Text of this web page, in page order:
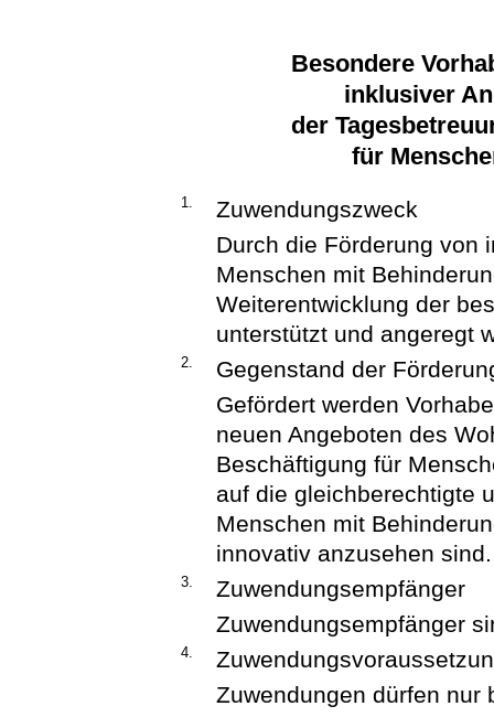
Besondere
inklusiver
der
für
1.
Zuwendungszweck
Durch die Förderung von
Menschen mit
Weiterentwicklung der
unterstützt und angeregt
2.
Gegenstand der
Gefördert werden
neuen Angeboten des
Beschäftigung für
auf die gleichberechtigte
Menschen mit
innovativ anzusehen sind.
3.
Zuwendungsempfänger
Zuwendungsempfänger
4.
Zuwendungen dürfen nur